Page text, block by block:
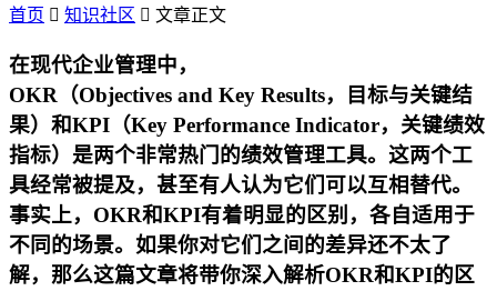
首页  知识社区  文章正文
在现代企业管理中，
OKR（Objectives and Key Results，目标与关键结
果）和KPI（Key Performance Indicator，关键绩效
指标）是两个非常热门的绩效管理工具。这两个工
具经常被提及，甚至有人认为它们可以互相替代。
事实上，OKR和KPI有着明显的区别，各自适用于
不同的场景。如果你对它们之间的差异还不太了
解，那么这篇文章将带你深入解析OKR和KPI的区